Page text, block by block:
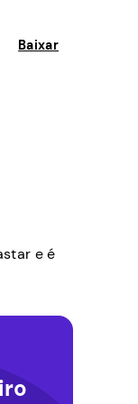
Baixar
e é